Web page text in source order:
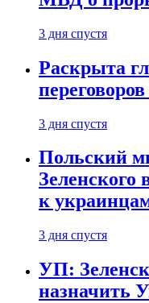
3 дня спустя
Раскрыта
3 дня спустя
Польский
Зеленского
к
3 дня спустя
УП:
назначить